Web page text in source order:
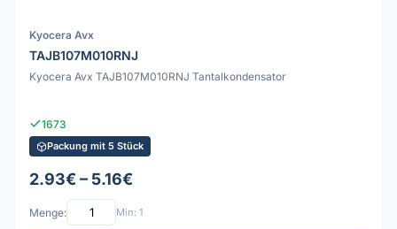
Kyocera Avx
TAJB107M010RNJ
Kyocera Avx TAJB107M010RNJ Tantalkondensator
1673
Packung mit 5 Stück
2.93€ – 5.16€
Menge: Min: 1